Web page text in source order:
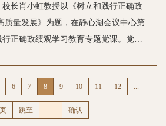
应急处置体系完善等重点工作，以实际
防线；网络中心要注重做好网络保障，
；校园建设工作组要细化“施工图”，
旅游学院要抢抓硕士点建设机遇，深挖
续提升学科建设层次和人才培养质量。
中心、校园建设工作组全体党员干部和
一审：金梦薇二审：龚丽佳三审：赵
“功成不必在我、功成必定有我”，要
潜绩的片面思维，用好考核评价指挥
。三是知行转化，结合我校办学定位、
大实践要求：一要筑牢政治忠诚，对标
长肖小虹教授以《树立和践行正确政
质量发展》为题，在静心湖会议中心第
正确政绩观学习教育专题党课。党委
建篇，是深入推进新时代党的建设新的
行动指南，具有重大的理论价值、政治
平总书记关于树立和践行正确政绩观重
6 7 8 9 10 11 12 ...
跳至 确认